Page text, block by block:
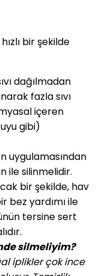
bir şekilde
dağılmadan
fazla sıvı
içeren
gibi)
uygulamasından
ile silinmelidir.
bir şekilde, hav
bez yardımı ile
tersine sert
silmeliyim?
iplikler çok ince